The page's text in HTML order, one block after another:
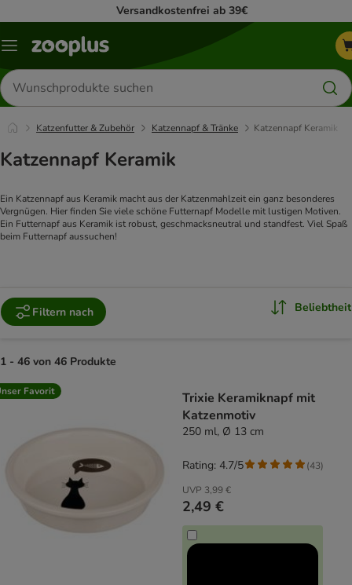
Versandkostenfrei ab 39€
Menü
Produkte
suchen
Katzenfutter & Zubehör Katzennapf & Tränke Katzennapf Keramik
Katzennapf Keramik
Ein Katzennapf aus Keramik macht aus der Katzenmahlzeit ein ganz besonderes
Vergnügen. Hier finden Sie viele schöne Futternapf Modelle mit lustigen Motiven.
Ein Futternapf aus Keramik ist robust, geschmacksneutral und standfest. Viel Spaß
beim Futternapf aussuchen!
Filtern nach Beliebtheit
1 - 46 von 46 Produkte
product items have been changed
Favorit
Trixie Keramiknapf mit
Katzenmotiv
250 ml, Ø 13 cm
UVP 3,99 €
2,49 €
Rating: 4.7/5 (43)